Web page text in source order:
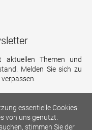
Themen und
Melden Sie sich zu
essentielle Cookies.
von uns genutzt.
stimmen Sie der